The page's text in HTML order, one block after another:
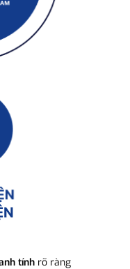
tính rõ ràng